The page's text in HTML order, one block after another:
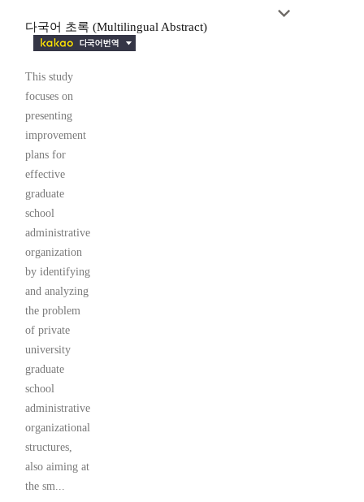
다국어 초록 (Multilingual Abstract)
This study
focuses on
presenting
improvement
plans for
effective
graduate
school
administrative
organization
by identifying
and analyzing
the problem
of private
university
graduate
school
administrative
organizational
structures,
also aiming at
the sm...